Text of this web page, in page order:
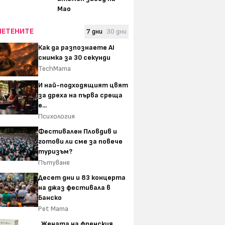
Мао
7 дни 30 дни
Как да разпознаете AI
снимка за 30 секунди
TechMama
И най-подходящият цвят
за дреха на първа среща
е...
Психология
Фестивален Пловдив и
готови ли сме за повече
туризъм?
Пътуване
Десет дни и 83 концерта
на джаз фестивала в
Банско
Pet Mama